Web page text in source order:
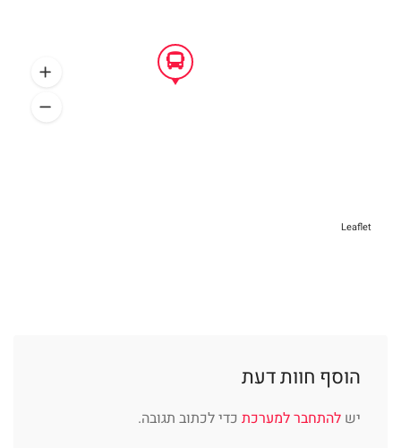
Leaflet
הוסף חוות דעת
יש להתחבר למערכת כדי לכתוב תגובה.